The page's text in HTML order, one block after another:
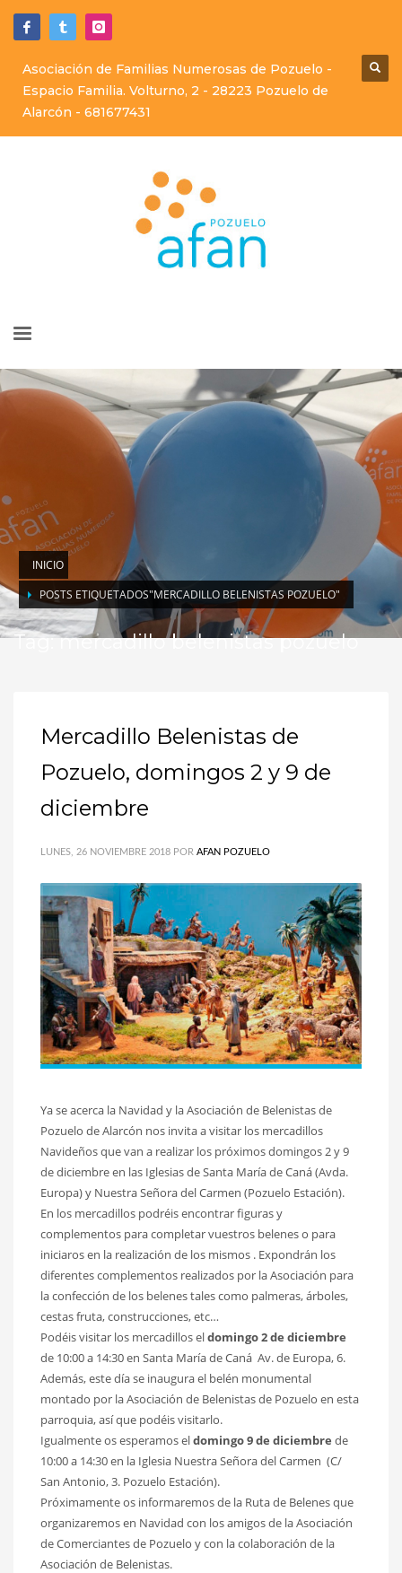
Asociación de Familias Numerosas de Pozuelo -
Espacio Familia. Volturno, 2 - 28223 Pozuelo de
Alarcón - 681677431
INICIO
POSTS ETIQUETADOS"MERCADILLO BELENISTAS POZUELO"
Tag: mercadillo belenistas pozuelo
Mercadillo Belenistas de
Pozuelo, domingos 2 y 9 de
diciembre
LUNES, 26 NOVIEMBRE 2018 POR AFAN POZUELO
Ya se acerca la Navidad y la Asociación de Belenistas de
Pozuelo de Alarcón nos invita a visitar los mercadillos
Navideños que van a realizar los próximos domingos 2 y 9
de diciembre en las Iglesias de Santa María de Caná (Avda.
Europa) y Nuestra Señora del Carmen (Pozuelo Estación).
En los mercadillos podréis encontrar figuras y
complementos para completar vuestros belenes o para
iniciaros en la realización de los mismos . Expondrán los
diferentes complementos realizados por la Asociación para
la confección de los belenes tales como palmeras, árboles,
cestas fruta, construcciones, etc…
Podéis visitar los mercadillos eldomingo 2 de diciembre
de 10:00 a 14:30 en Santa María de Caná Av. de Europa, 6.
Además, este día se inaugura el belén monumental
montado por la Asociación de Belenistas de Pozuelo en esta
parroquia, así que podéis visitarlo.
Igualmente os esperamos eldomingo 9 de diciembre de
10:00 a 14:30 en la Iglesia Nuestra Señora del Carmen (C/
San Antonio, 3. Pozuelo Estación).
Próximamente os informaremos de la Ruta de Belenes que
organizaremos en Navidad con los amigos de la Asociación
de Comerciantes de Pozuelo y con la colaboración de la
Asociación de Belenistas.